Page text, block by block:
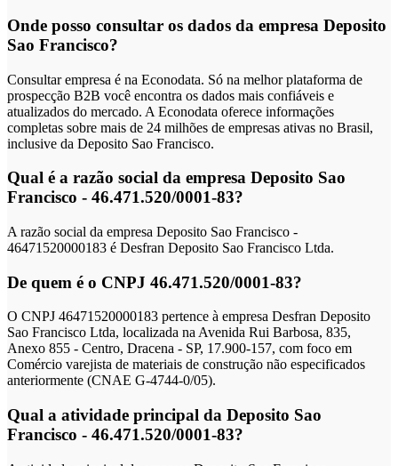
Onde posso consultar os dados da empresa Deposito
Sao Francisco?
Consultar empresa é na Econodata. Só na melhor plataforma de
prospecção B2B você encontra os dados mais confiáveis e
atualizados do mercado. A Econodata oferece informações
completas sobre mais de 24 milhões de empresas ativas no Brasil,
inclusive da Deposito Sao Francisco.
Qual é a razão social da empresa Deposito Sao
Francisco - 46.471.520/0001-83?
A razão social da empresa Deposito Sao Francisco -
46471520000183 é Desfran Deposito Sao Francisco Ltda.
De quem é o CNPJ 46.471.520/0001-83?
O CNPJ 46471520000183 pertence à empresa Desfran Deposito
Sao Francisco Ltda, localizada na Avenida Rui Barbosa, 835,
Anexo 855 - Centro, Dracena - SP, 17.900-157, com foco em
Comércio varejista de materiais de construção não especificados
anteriormente (CNAE G-4744-0/05).
Qual a atividade principal da Deposito Sao
Francisco - 46.471.520/0001-83?